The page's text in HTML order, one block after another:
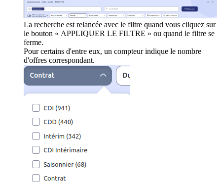
La recherche est relancée avec le filtre quand vous cliquez sur
le bouton « APPLIQUER LE FILTRE » ou quand le filtre se
ferme.
Pour certains d'entre eux, un compteur indique le nombre
d'offres correspondant.